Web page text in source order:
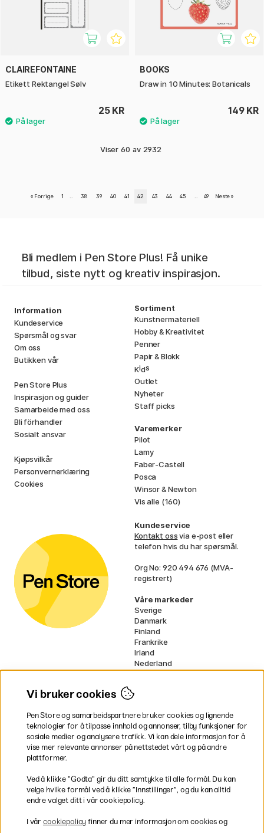
CLAIREFONTAINE
Etikett Rektangel Sølv
25 KR
BOOKS
Draw in 10 Minutes: Botanicals
149 KR
Viser 60 av 2932
« Forrige 1 38 39 40 41 42 43 44 45 49 Neste»
Bli medlem i Pen Store Plus! Få unike
tilbud, siste nytt og kreativ inspirasjon.
Information
Kundeservice
Spørsmål og svar
Om oss
Butikken vår
Pen Store Plus
Inspirasjon og guider
Samarbeide med oss
Bli förhandler
Sosialt ansvar
Kjøpsvilkår
Personvernerklæring
Cookies
Sortiment
Kunstnermateriell
Hobby & Kreativitet
Penner
Papir & Blokk
Kids
Outlet
Nyheter
Staff picks
Varemerker
Pilot
Lamy
Faber-Castell
Posca
Winsor & Newton
Vis alle (160)
Kundeservice
Kontakt ossvia e-post eller
telefon hvis du har spørsmål.
Org No: 920 494 676 (MVA-
registrert)
Våre markeder
Sverige
Danmark
Finland
Frankrike
Irland
Nederland
Tyskland
* Spesifikkefraktvilkårgjelder for
voluminøse varer.
Rask og smidig levering
Vi bruker cookies
Pen Store og samarbeidspartnere bruker cookies og lignende
teknologier for å tilpasse innhold og annonser, tilby funksjoner for
sosiale medier og analysere trafikk. Vi kan dele informasjon for å
vise mer relevante annonser på nettstedet vårt og på andre
plattformer.
Ved å klikke ”Godta” gir du ditt samtykke til alle formål. Du kan
velge hvilke formål ved å klikke ”Innstillinger”, og du kan alltid
endre valget ditt i vår cookiepolicy.
I vår cookiepolicy finner du mer informasjon om cookies og